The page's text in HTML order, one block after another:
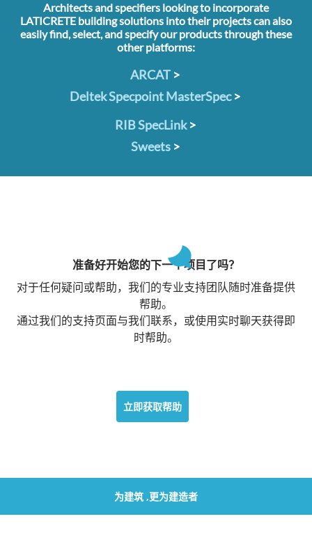
Architects and specifiers looking to incorporate
LATICRETE building solutions into their projects can also
easily find, select, and specify our products through these
other platforms:
ARCAT >
Deltek Specpoint MasterSpec>
RIB SpecLink>
Sweets>
准备好开始您的下一个项目了吗？
对于任何疑问或帮助，我们的专业支持团队随时准备提供
帮助。
通过我们的支持页面与我们联系，或使用实时聊天获得即
时帮助。
立即获取帮助
为建筑 ,更为建造者